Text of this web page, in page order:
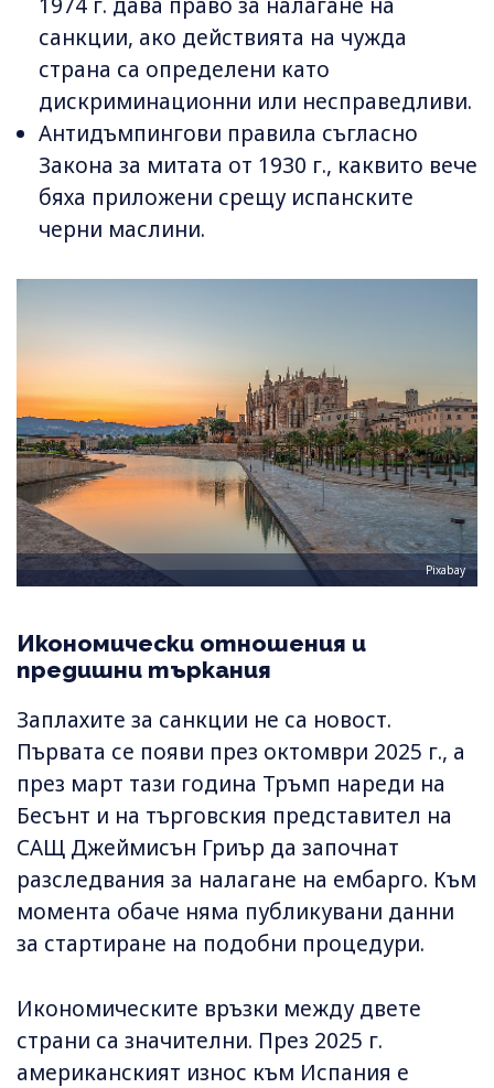
санкции, ако действията на чужда
страна са определени като
дискриминационни или несправедливи.
Антидъмпингови правила съгласно
Закона за митата от 1930 г., каквито вече
бяха приложени срещу испанските
черни маслини.
Pixabay
Икономически отношения и
предишни търкания
Заплахите за санкции не са новост.
Първата се появи през октомври 2025 г., а
през март тази година Тръмп нареди на
Бесънт и на търговския представител на
САЩ Джеймисън Гриър да започнат
разследвания за налагане на ембарго. Към
момента обаче няма публикувани данни
за стартиране на подобни процедури.
Икономическите връзки между двете
страни са значителни. През 2025 г.
американският износ към Испания е